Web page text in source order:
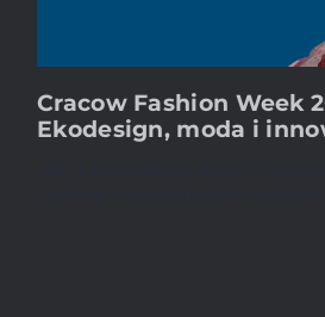
Cracow Fashion Week
Ekodesign, moda i